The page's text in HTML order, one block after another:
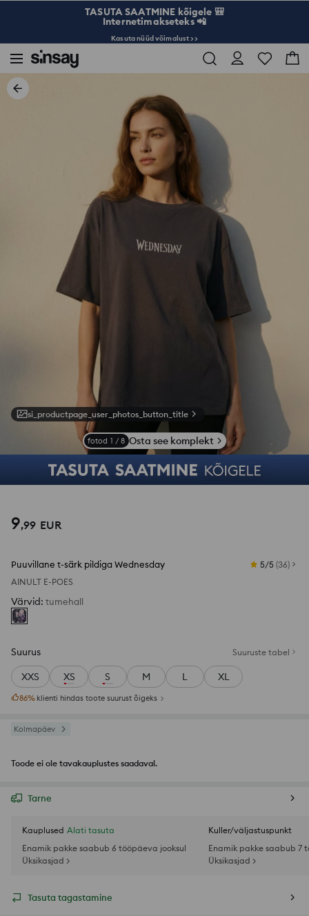
TASUTA SAATMINE kõigele 🎒
Internetimakseteks 📲
Kasuta nüüd võimalust >>
si_productpage_user_photos_button_title
fotod 1 / 8 Osta see komplekt
9,99 EUR
Puuvillane t-särk pildiga Wednesday 5/5 (36)
AINULT E-POES
Värvid: tumehall
Suurus Suuruste tabel
XXS XS S M L XL
86% klienti hindas toote suurust õigeks
Kolmapäev
Toode ei ole tavakauplustes saadaval.
Tarne
Kauplused Alati tasuta
Enamik pakke saabub 6 tööpäeva jooksul
Üksikasjad >
Kuller/väljastuspunkt
Enamik pakke saabub 7
Üksikasjad >
Tasuta tagastamine